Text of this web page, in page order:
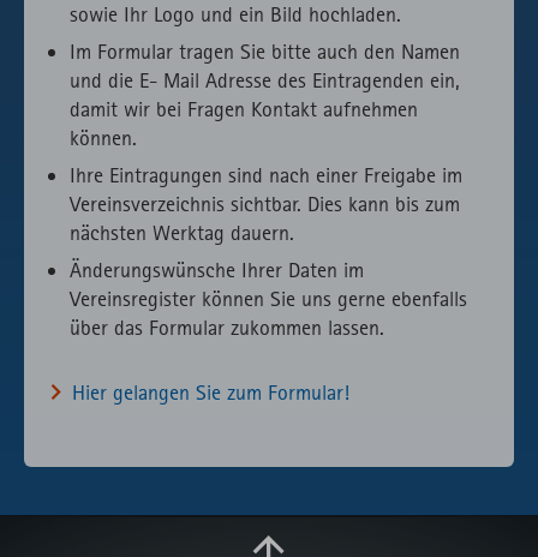
sowie Ihr Logo und ein Bild hochladen.
Im Formular tragen Sie bitte auch den Namen
und die E- Mail Adresse des Eintragenden ein,
damit wir bei Fragen Kontakt aufnehmen
können.
Ihre Eintragungen sind nach einer Freigabe im
Vereinsverzeichnis sichtbar. Dies kann bis zum
nächsten Werktag dauern.
Änderungswünsche Ihrer Daten im
Vereinsregister können Sie uns gerne ebenfalls
über das Formular zukommen lassen.
Hier gelangen Sie zum Formular!